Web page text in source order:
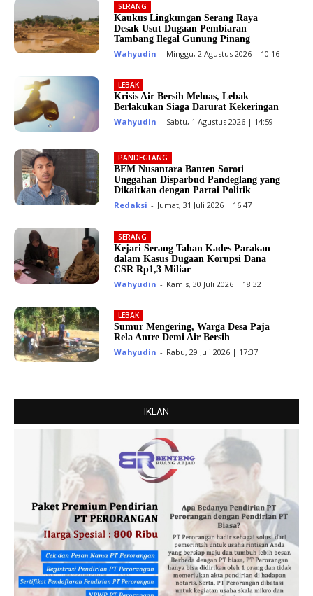
SERANG
Kaukus Lingkungan Serang Raya
Desak Usut Dugaan Pembiaran
Tambang Ilegal Gunung Pinang
Wahyudin - Minggu, 2 Agustus 2026 | 10:16
LEBAK
Krisis Air Bersih Meluas, Lebak
Berlakukan Siaga Darurat Kekeringan
Wahyudin - Sabtu, 1 Agustus 2026 | 14:59
PANDEGLANG
BEM Nusantara Banten Soroti
Unggahan Disparbud Pandeglang yang
Dikaitkan dengan Partai Politik
Redaksi - Jumat, 31 Juli 2026 | 16:47
SERANG
Kejari Serang Tahan Kades Parakan
dalam Kasus Dugaan Korupsi Dana
CSR Rp1,3 Miliar
Wahyudin - Kamis, 30 Juli 2026 | 18:32
LEBAK
Sumur Mengering, Warga Desa Paja
Rela Antre Demi Air Bersih
Wahyudin - Rabu, 29 Juli 2026 | 17:37
IKLAN